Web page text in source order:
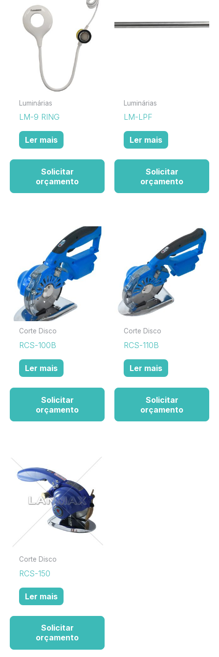
Luminárias
LM-9 RING
Ler mais
Solicitar
orçamento
Luminárias
LM-LPF
Ler mais
Solicitar
orçamento
Corte Disco
RCS-100B
Ler mais
Solicitar
orçamento
Corte Disco
RCS-110B
Ler mais
Solicitar
orçamento
Corte Disco
RCS-150
Ler mais
Solicitar
orçamento